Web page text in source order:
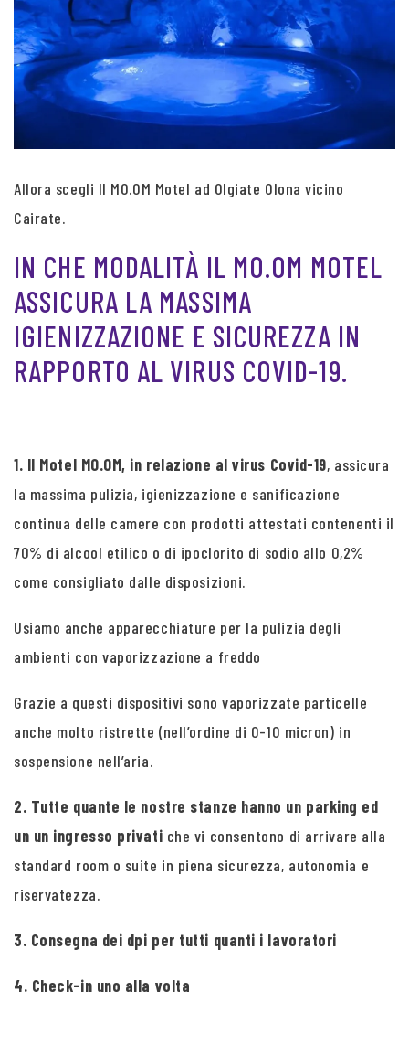
Allora scegli Il MO.OM Motel ad Olgiate Olona vicino
Cairate.
IN CHE MODALITÀ IL MO.OM MOTEL
ASSICURA LA MASSIMA
IGIENIZZAZIONE E SICUREZZA IN
RAPPORTO AL VIRUS COVID-19.
1. Il Motel MO.OM, in relazione al virus Covid-19, assicura
la massima pulizia, igienizzazione e sanificazione
continua delle camere con prodotti attestati contenenti il
70% di alcool etilico o di ipoclorito di sodio allo 0,2%
come consigliato dalle disposizioni.
Usiamo anche apparecchiature per la pulizia degli
ambienti con vaporizzazione a freddo
Grazie a questi dispositivi sono vaporizzate particelle
anche molto ristrette (nell’ordine di 0-10 micron) in
sospensione nell’aria.
2. Tutte quante le nostre stanze hanno un parking ed
un un ingresso privati che vi consentono di arrivare alla
standard room o suite in piena sicurezza, autonomia e
riservatezza.
3. Consegna dei dpi per tutti quanti i lavoratori
4. Check-in uno alla volta